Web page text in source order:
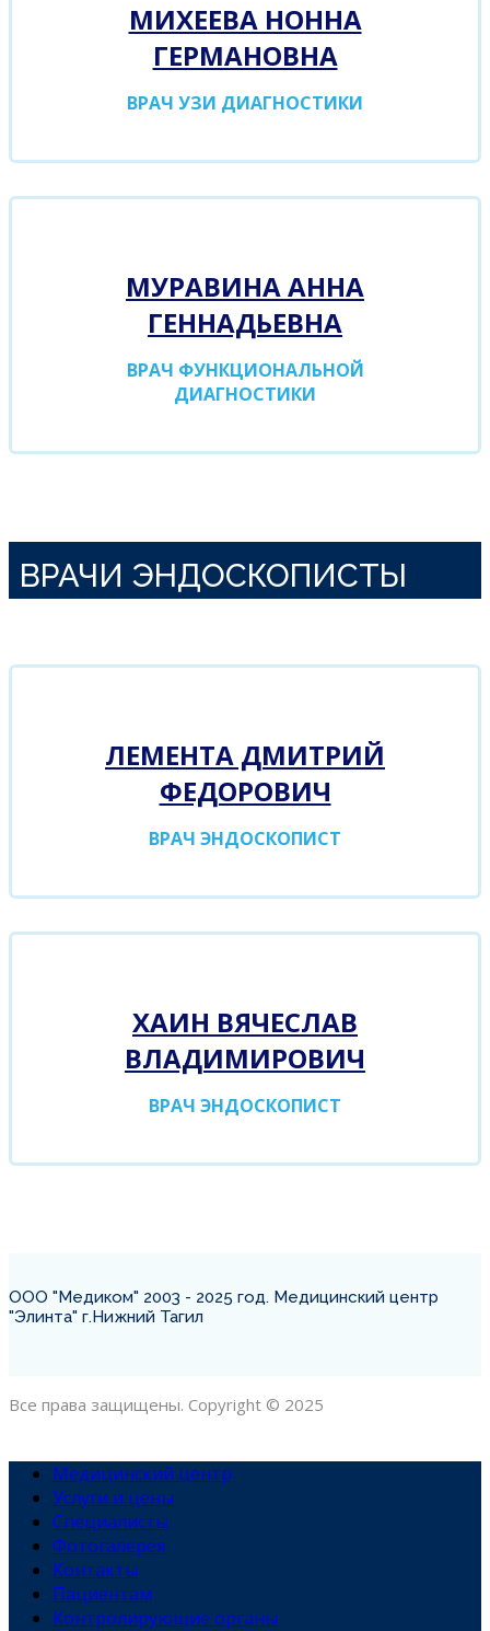
МИХЕЕВА НОННА
ГЕРМАНОВНА
ВРАЧ УЗИ ДИАГНОСТИКИ
МУРАВИНА АННА
ГЕННАДЬЕВНА
ВРАЧ ФУНКЦИОНАЛЬНОЙ
ДИАГНОСТИКИ
ВРАЧИ ЭНДОСКОПИСТЫ
ЛЕМЕНТА ДМИТРИЙ
ФЕДОРОВИЧ
ВРАЧ ЭНДОСКОПИСТ
ХАИН ВЯЧЕСЛАВ
ВЛАДИМИРОВИЧ
ВРАЧ ЭНДОСКОПИСТ
ООО "Медиком" 2003 - 2025 год. Медицинский центр
"Элинта" г.Нижний Тагил
Все права защищены. Copyright © 2025
Медицинский центр
Услуги и цены
Специалисты
Фотогалерея
Контакты
Пациентам
Контролирующие органы